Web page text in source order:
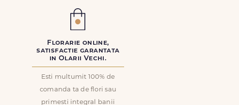
Florarie online,
satisfactie garantata
in Olarii Vechi.
Esti multumit 100% de
comanda ta de flori sau
primesti integral banii